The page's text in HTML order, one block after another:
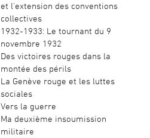
et l'extension des conventions
collectives
1932-1933: Le tournant du 9
novembre 1932
Des victoires rouges dans la
montée des périls
La Genève rouge et les luttes
sociales
Vers la guerre
Ma deuxième insoumission
militaire